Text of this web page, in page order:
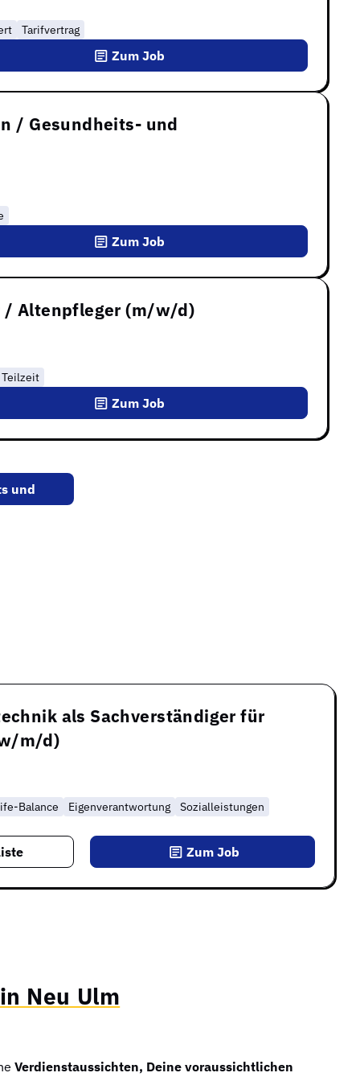
Tarifvertrag
Zum Job
/ Gesundheits- und
Zum Job
/ Altenpfleger (m/w/d)
Teilzeit
Zum Job
und
als Sachverständiger für
m/d)
Balance Eigenverantwortung Sozialleistungen
Zum Job
Neu Ulm
Verdienstaussichten, Deine voraussichtlichen